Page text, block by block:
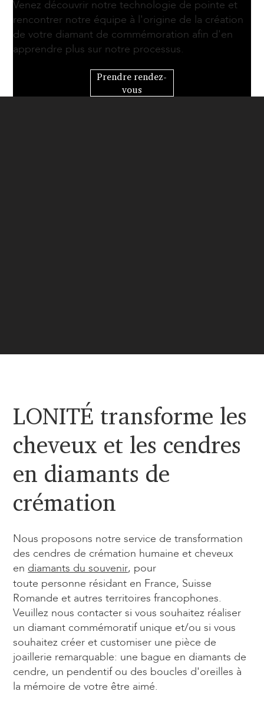
Venez découvrir notre technologie de pointe et
rencontrer notre équipe à l'origine de la création
de votre diamant de commémoration afin d'en
apprendre plus sur notre processus.
Prendre rendez-
vous
LONITÉ transforme les
cheveux et les cendres
en diamants de
crémation
Nous proposons notre service de transformation
des cendres de crémation humaine et cheveux
endiamants du souvenir, pour
toute personne résidant en France, Suisse
Romande et autres territoires francophones.
Veuillez nous contacter si vous souhaitez réaliser
un diamant commémoratif unique et/ou si vous
souhaitez créer et customiser une pièce de
joaillerie remarquable: une bague en diamants de
cendre, un pendentif ou des boucles d'oreilles à
la mémoire de votre être aimé.